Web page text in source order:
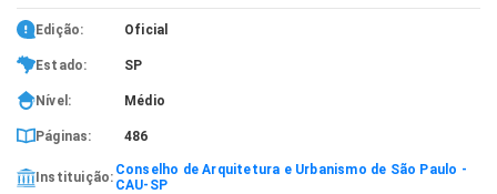
Edição: Oficial
Estado: SP
Nível: Médio
Páginas: 486
Instituição: Conselho de Arquitetura e Urbanismo de São Paulo -
CAU-SP